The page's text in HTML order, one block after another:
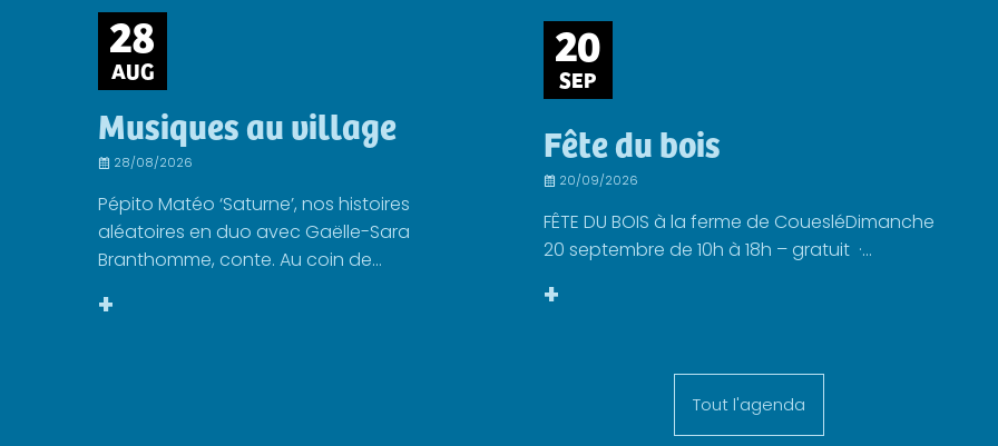
28
AUG
Musiques au village
28/08/2026
Pépito Matéo ‘Saturne’, nos histoires
aléatoires en duo avec Gaëlle-Sara
Branthomme, conte. Au coin de...
+
20
SEP
Fête du bois
20/09/2026
FÊTE DU BOIS à la ferme de CouesléDimanche
20 septembre de 10h à 18h – gratuit ·...
+
Tout l'agenda